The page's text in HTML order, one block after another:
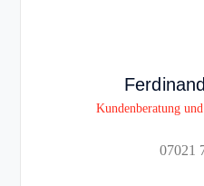
Kundenberatung
07021